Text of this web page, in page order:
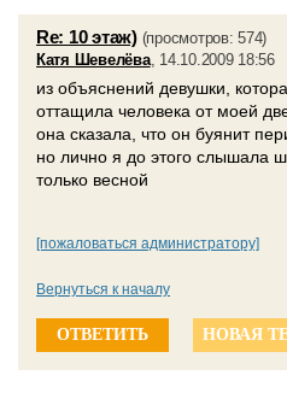
Re: 10 этаж)(просмотров: 574)
Катя Шевелёва, 14.10.2009 18:56
из объяснений девушки,
оттащила человека от моей
она сказала, что он буянит
но лично я до этого слышала
только весной
[пожаловаться администратору]
Вернуться к началу
ОТВЕТИТЬ НОВАЯ